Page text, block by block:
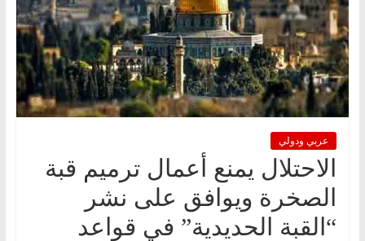
عربي ودولي
الاحتلال يمنع أعمال ترميم قبة
الصخرة ويوافق على نشر
“القبة الحديدية” في قواعد